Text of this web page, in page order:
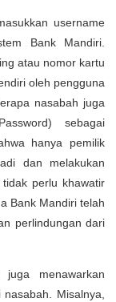
username
Bank Mandiri.
atau nomor kartu
oleh pengguna
nasabah juga
sebagai
hanya pemilik
dan melakukan
perlu khawatir
Bank Mandiri telah
perlindungan dari
menawarkan
Misalnya,